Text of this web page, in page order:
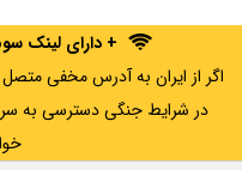
+ دارای لینک
در شرایط جنگی دسترسی به